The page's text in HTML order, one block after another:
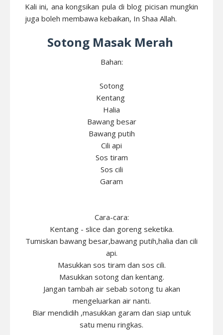
Kali ini, ana kongsikan pula di blog picisan mungkin
juga boleh membawa kebaikan, In Shaa Allah.
Sotong Masak Merah
Bahan:
Sotong
Kentang
Halia
Bawang besar
Bawang putih
Cili api
Sos tiram
Sos cili
Garam
Cara-cara:
Kentang - slice dan goreng seketika.
Tumiskan bawang besar,bawang putih,halia dan cili
api.
Masukkan sos tiram dan sos cili.
Masukkan sotong dan kentang.
Jangan tambah air sebab sotong tu akan
mengeluarkan air nanti.
Biar mendidih ,masukkan garam dan siap untuk
satu menu ringkas.